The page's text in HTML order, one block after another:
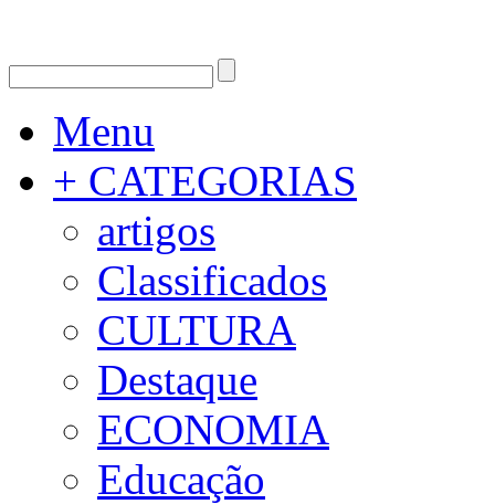
Menu
+ CATEGORIAS
artigos
Classificados
CULTURA
Destaque
ECONOMIA
Educação